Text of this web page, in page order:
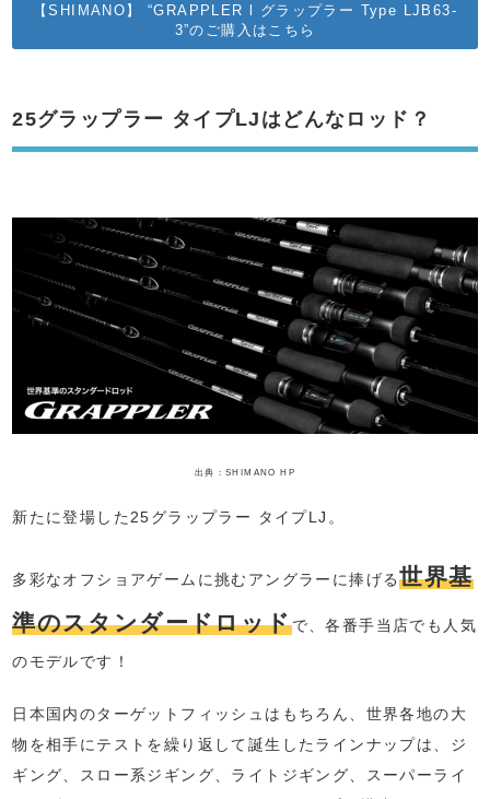
【SHIMANO】 “GRAPPLER l グラップラー Type LJB63-
3”のご購入はこちら
25グラップラー タイプLJはどんなロッド？
出典：SHIMANO HP
新たに登場した25グラップラー タイプLJ。
多彩なオフショアゲームに挑むアングラーに捧げる世界基
準のスタンダードロッドで、各番手当店でも人気
のモデルです！
日本国内のターゲットフィッシュはもちろん、世界各地の大
物を相手にテストを繰り返して誕生したラインナップは、ジ
ギング、スロー系ジギング、ライトジギング、スーパーライ